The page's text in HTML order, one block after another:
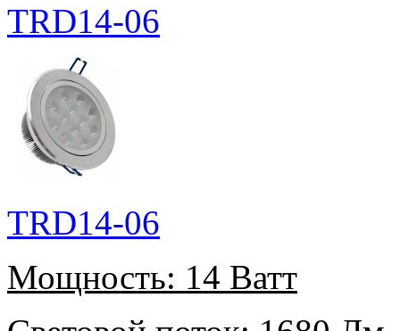
TRD14-06
TRD14-06
Мощность: 14 Ватт